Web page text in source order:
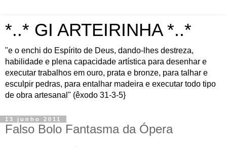
*..* GI ARTEIRINHA *..*
"e o enchi do Espírito de Deus, dando-lhes destreza,
habilidade e plena capacidade artística para desenhar e
executar trabalhos em ouro, prata e bronze, para talhar e
esculpir pedras, para entalhar madeira e executar todo tipo
de obra artesanal" (êxodo 31-3-5}
13 junho 2011
Falso Bolo Fantasma da Ópera